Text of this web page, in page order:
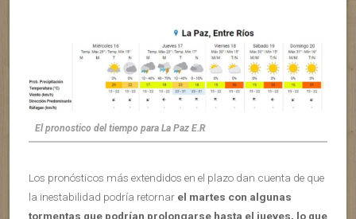
El pronostico del tiempo para La Paz E.R
Los pronósticos más extendidos en el plazo dan cuenta de que
la inestabilidad podría retornar el martes con algunas
tormentas que podrían prolongarse hasta el jueves, lo que